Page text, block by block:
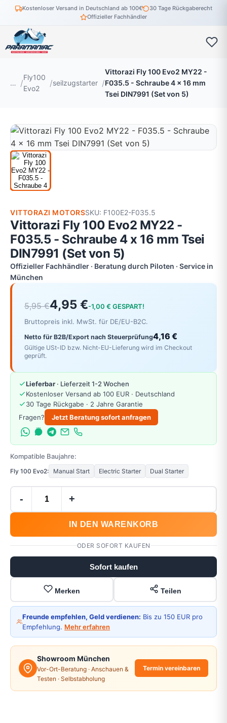
Kostenloser Versand in Deutschland ab 100€
30 Tage Rückgaberecht
Offizieller Fachhändler
…
Fly100
Evo2
seilzugstarter
Vittorazi Fly 100 Evo2 MY22 -
F035.5 - Schraube 4 x 16 mm
Tsei DIN7991 (Set von 5)
VITTORAZI MOTORSSKU: F100E2-F035.5
Vittorazi Fly 100 Evo2 MY22 -
F035.5 - Schraube 4 x 16 mm Tsei
DIN7991 (Set von 5)
Offizieller Fachhändler · Beratung durch Piloten · Service in
München
5,95 €4,95 €-1,00 € GESPART!
Bruttopreis inkl. MwSt. für DE/EU-B2C.
Netto für B2B/Export nach Steuerprüfung4,16 €
Gültige USt-ID bzw. Nicht-EU-Lieferung wird im Checkout
geprüft.
Lieferbar · Lieferzeit 1-2 Wochen
Kostenloser Versand ab 100 EUR · Deutschland
30 Tage Rückgabe · 2 Jahre Garantie
Fragen?
Jetzt Beratung sofort anfragen
Kompatible Baujahre:
Fly 100 Evo2: Manual Start Electric Starter Dual Starter
- +
IN DEN WARENKORB
ODER SOFORT KAUFEN
Sofort kaufen
Merken Teilen
Freunde empfehlen, Geld verdienen: Bis zu 150 EUR pro
Empfehlung. Mehr erfahren
Showroom München
Vor-Ort-Beratung · Anschauen &
Testen · Selbstabholung
Termin vereinbaren